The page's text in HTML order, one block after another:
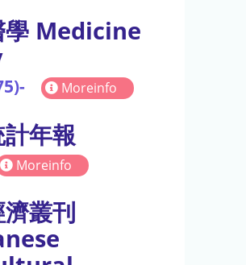
學 Medicine
Moreinfo
年報
Moreinfo
叢刊